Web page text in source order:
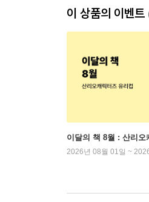
이 상품의 이벤트
이달의 책 8월 : 산리오
2026년 08월 01일 ~